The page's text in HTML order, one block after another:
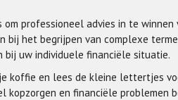
professioneel advies in te
bij het begrijpen van complexe
bij uw individuele financiële situatie.
koffie en lees de kleine lettertjes
kopzorgen en financiële problemen